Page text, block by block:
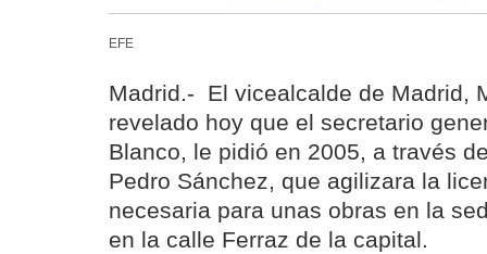
EFE
Madrid.- El vicealcalde de Madrid,
revelado hoy que el secretario
Blanco, le pidió en 2005, a través
Pedro Sánchez, que agilizara la
necesaria para unas obras en la
en la calle Ferraz de la capital.